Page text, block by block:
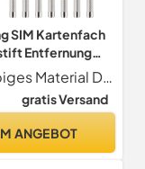
SIM Kartenfach
Entfernung
Auswurfstift
4
Samsung
Langlebiges Material Die SIM-Karten-Pins sind aufgrund des feinen Metalllegierungsmaterials robust genug, um sie zu verwenden, das nicht leicht zu biegen ist und eine lange Lebensdauer hat
gratis Versand
ANGEBOT